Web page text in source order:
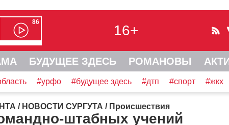
86
16+
БУДУЩЕЕ ЗДЕСЬ РОМАНОВЫ
#урфо #будущее здесь #дтп #спорт #жкх
/ НОВОСТИ СУРГУТА / Происшествия
штабных учений